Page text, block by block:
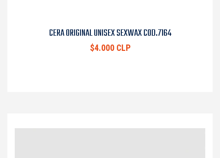
CERA ORIGINAL UNISEX SEXWAX COD.7164
$4.000 CLP